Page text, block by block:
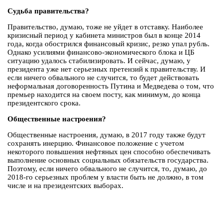
Судьба правительства?
Правительство, думаю, тоже не уйдет в отставку. Наиболее
кризисный период у кабинета министров был в конце 2014
года, когда обострился финансовый кризис, резко упал рубль.
Однако усилиями финансово-экономического блока и ЦБ
ситуацию удалось стабилизировать. И сейчас, думаю, у
президента уже нет серьезных претензий к правительству. И
если ничего обвального не случится, то будет действовать
неформальная договоренность Путина и Медведева о том, что
премьер находится на своем посту, как минимум, до конца
президентского срока.
Общественные настроения?
Общественные настроения, думаю, в 2017 году также будут
сохранять инерцию. Финансовое положение с учетом
некоторого повышения нефтяных цен способно обеспечивать
выполнение основных социальных обязательств государства.
Поэтому, если ничего обвального не случится, то, думаю, до
2018-го серьезных проблем у власти быть не должно, в том
числе и на президентских выборах.